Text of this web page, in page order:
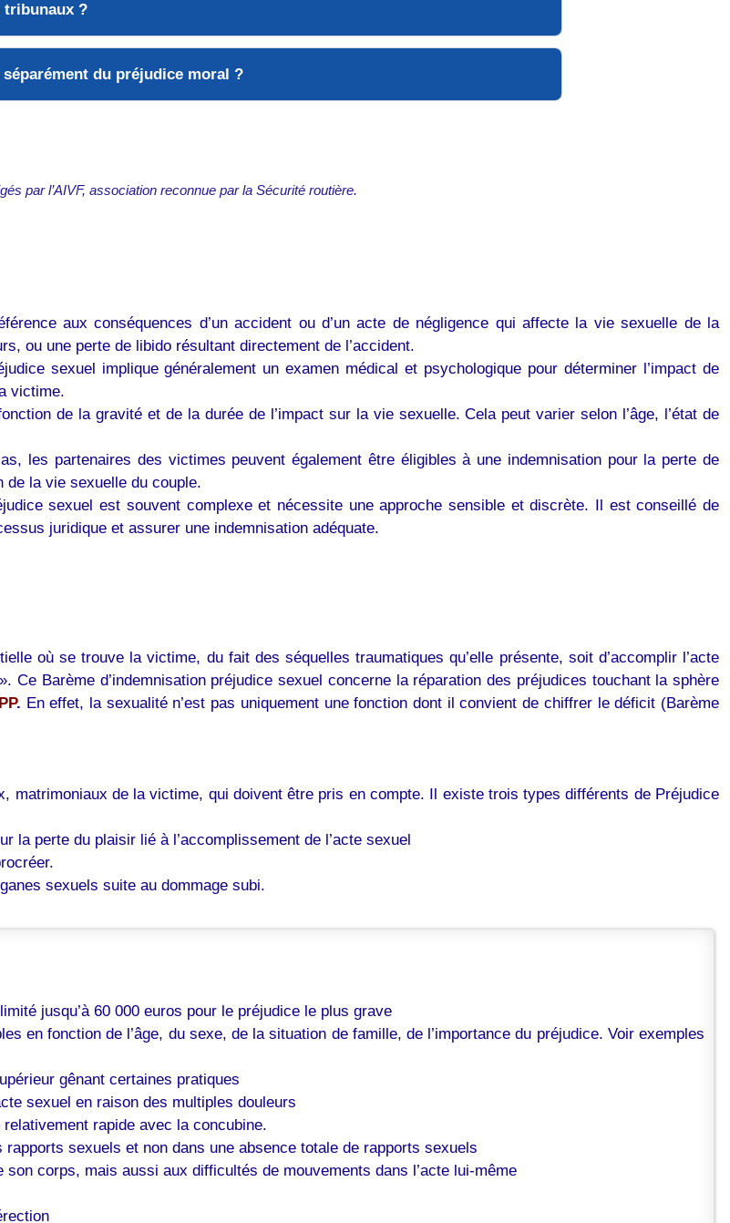
tribunaux ?
du préjudice moral ?
par l’AIVF, association reconnue par la Sécurité routière.
aux conséquences d’un accident ou d’un acte de négligence qui affecte la vie sexuelle de la
ou une perte de libido résultant directement de l’accident.
sexuel implique généralement un examen médical et psychologique pour déterminer l’impact de
victime.
de la gravité et de la durée de l’impact sur la vie sexuelle. Cela peut varier selon l’âge, l’état de
les partenaires des victimes peuvent également être éligibles à une indemnisation pour la perte de
de la vie sexuelle du couple.
sexuel est souvent complexe et nécessite une approche sensible et discrète. Il est conseillé de
juridique et assurer une indemnisation adéquate.
où se trouve la victime, du fait des séquelles traumatiques qu’elle présente, soit d’accomplir l’acte
Ce Barème d’indemnisation préjudice sexuel concerne la réparation des préjudices touchant la sphère
. En effet, la sexualité n’est pas uniquement une fonction dont il convient de chiffrer le déficit (Barème
matrimoniaux de la victime, qui doivent être pris en compte. Il existe trois types différents de Préjudice
la perte du plaisir lié à l’accomplissement de l’acte sexuel
sexuels suite au dommage subi.
jusqu’à 60 000 euros pour le préjudice le plus grave
en fonction de l’âge, du sexe, de la situation de famille, de l’importance du préjudice. Voir exemples
gênant certaines pratiques
sexuel en raison des multiples douleurs
rapide avec la concubine.
sexuels et non dans une absence totale de rapports sexuels
son corps, mais aussi aux difficultés de mouvements dans l’acte lui-même